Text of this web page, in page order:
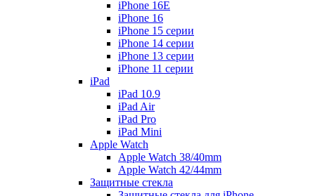
iPhone 16E
iPhone 16
iPhone 15 серии
iPhone 14 серии
iPhone 13 серии
iPhone 11 серии
iPad
iPad 10.9
iPad Air
iPad Pro
iPad Mini
Apple Watch
Apple Watch 38/40mm
Apple Watch 42/44mm
Защитные стекла